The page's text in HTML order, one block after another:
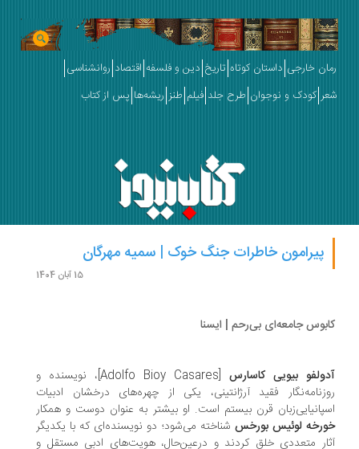
خارجی داستان کوتاه تاریخ دین و فلسفه اقتصاد روانشناسی
کودک و نوجوان طرح جلد فیلم طنز ریشه‌ها پس از کتاب
پیرامون خاطرات جنگ خوک | سمیه مهرگان
جامعه‌ای بی‌رحم | ایسنا
بیویی کاسارس
[Adolfo Bioy Casares]، نویسنده و
فقید آرژانتینی، یکی از چهره‌های درخشان ادبیات
قرن بیستم است. او بیشتر به عنوان دوست و همکار
لوئیس بورخسشناخته می‌شود؛ دو نویسنده‌ای که با یکدیگر
متعددی خلق کردند و درعین‌حال، هویت‌های ادبی مستقل و